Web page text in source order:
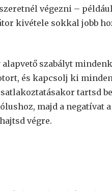
végezni –
kivétele sokkal jobb
szabályt
és kapcsolj ki
tartsd
majd a negatívat
végre.